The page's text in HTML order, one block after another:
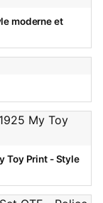
moderne et
Toy Print - Style